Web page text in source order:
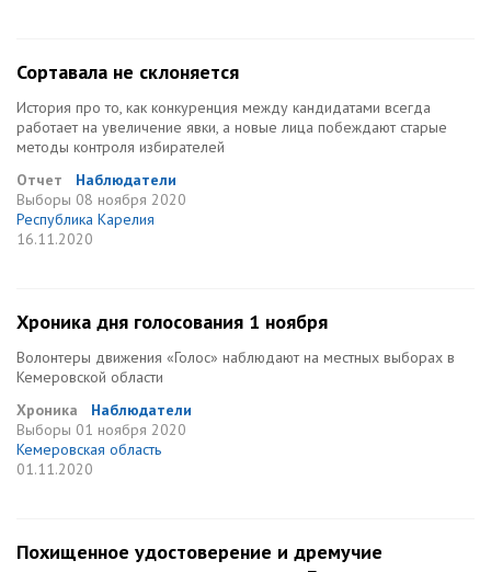
Сортавала не склоняется
История про то, как конкуренция между кандидатами всегда
работает на увеличение явки, а новые лица побеждают старые
методы контроля избирателей
Отчет
Наблюдатели
Выборы 08 ноября 2020
Республика Карелия
16.11.2020
Хроника дня голосования 1 ноября
Волонтеры движения «Голос» наблюдают на местных выборах в
Кемеровской области
Хроника
Наблюдатели
Выборы 01 ноября 2020
Кемеровская область
01.11.2020
Похищенное удостоверение и дремучие